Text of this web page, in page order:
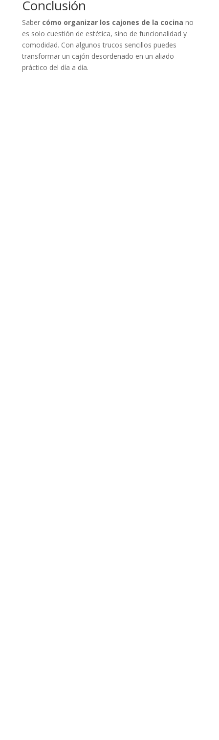
Conclusión
Saber cómo organizar los cajones de la cocina no
es solo cuestión de estética, sino de funcionalidad y
comodidad. Con algunos trucos sencillos puedes
transformar un cajón desordenado en un aliado
práctico del día a día.